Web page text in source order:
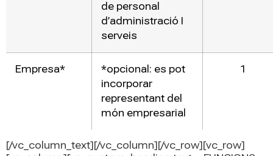
de personal
d’administració I
serveis
Empresa*
*opcional: es pot
incorporar
representant del
món empresarial
1
[/vc_column_text][/vc_column][/vc_row][vc_row]